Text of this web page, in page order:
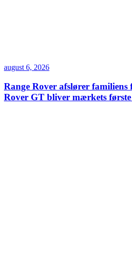
august 6, 2026
Range Rover afslører familiens
Rover GT bliver mærkets